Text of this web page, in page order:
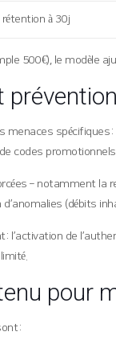
à 30 j
500 €), le
menaces
codes
– notamment
(débits
l’activation de
pour
: